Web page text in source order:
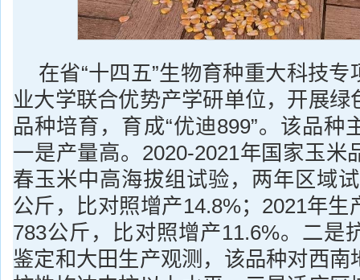
在省“十四五”生物育种重大科技
业大学联合优势产学研单位，开展绿
品种培育，育成“优迪899”。该品种
一是产量高。2020-2021年国家玉米
春玉米中高海拔组试验，两年区域
公斤，比对照增产14.8%；2021年生
783公斤，比对照增产11.6%。二是
鉴定和大田生产观测，该品种对西南